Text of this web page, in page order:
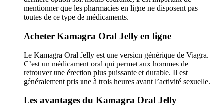
mentionner que les pharmacies en ligne ne disposent pas
toutes de ce type de médicaments.
Acheter Kamagra Oral Jelly en ligne
Le Kamagra Oral Jelly est une version générique de Viagra.
C’est un médicament oral qui permet aux hommes de
retrouver une érection plus puissante et durable. Il est
généralement pris une à trois heures avant l’activité sexuelle.
Les avantages du Kamagra Oral Jelly